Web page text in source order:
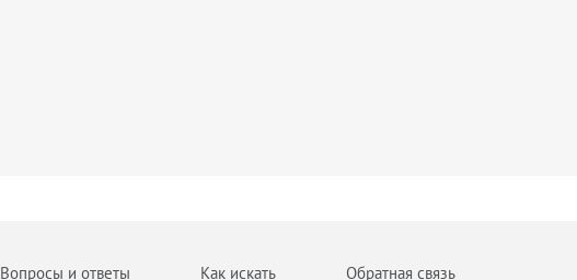
Вопросы и ответы Как искать Обратная связь